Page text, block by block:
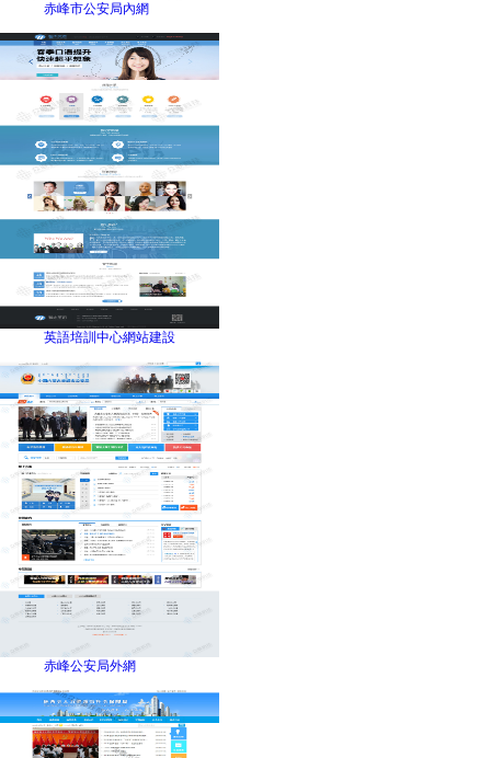
赤峰市公安局內網
英語培訓中心網站建設
赤峰公安局外網